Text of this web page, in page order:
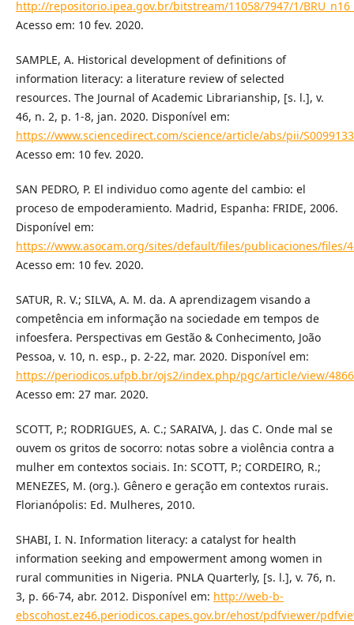
http://repositorio.ipea.gov.br/bitstream/11058/7947/1/
Acesso em: 10 fev. 2020.
SAMPLE, A. Historical development of definitions of
information literacy: a literature review of selected
resources. The Journal of Academic Librarianship, [s. l.], v.
46, n. 2, p. 1-8, jan. 2020. Disponível em:
https://www.sciencedirect.com/science/article/abs/pii/
Acesso em: 10 fev. 2020.
SAN PEDRO, P. El individuo como agente del cambio: el
proceso de empoderamiento. Madrid, Espanha: FRIDE, 2006.
Disponível em:
https://www.asocam.org/sites/default/files/publicaciones/files/
Acesso em: 10 fev. 2020.
SATUR, R. V.; SILVA, A. M. da. A aprendizagem visando a
competência em informação na sociedade em tempos de
infoesfera. Perspectivas em Gestão & Conhecimento, João
Pessoa, v. 10, n. esp., p. 2-22, mar. 2020. Disponível em:
https://periodicos.ufpb.br/ojs2/index.php/pgc/article/view/
Acesso em: 27 mar. 2020.
SCOTT, P.; RODRIGUES, A. C.; SARAIVA, J. das C. Onde mal se
ouvem os gritos de socorro: notas sobre a violência contra a
mulher em contextos sociais. In: SCOTT, P.; CORDEIRO, R.;
MENEZES, M. (org.). Gênero e geração em contextos rurais.
Florianópolis: Ed. Mulheres, 2010.
SHABI, I. N. Information literacy: a catalyst for health
information seeking and empowerment among women in
rural communities in Nigeria. PNLA Quarterly, [s. l.], v. 76, n.
3, p. 66-74, abr. 2012. Disponível em: http://web-b-
ebscohost.ez46.periodicos.capes.gov.br/ehost/pdfviewer/